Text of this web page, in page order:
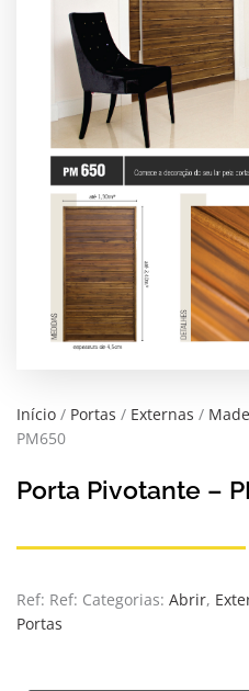
Início / Portas / Externas /
PM650
Porta Pivotante –
Ref: Ref: Categorias: Abrir,
Portas